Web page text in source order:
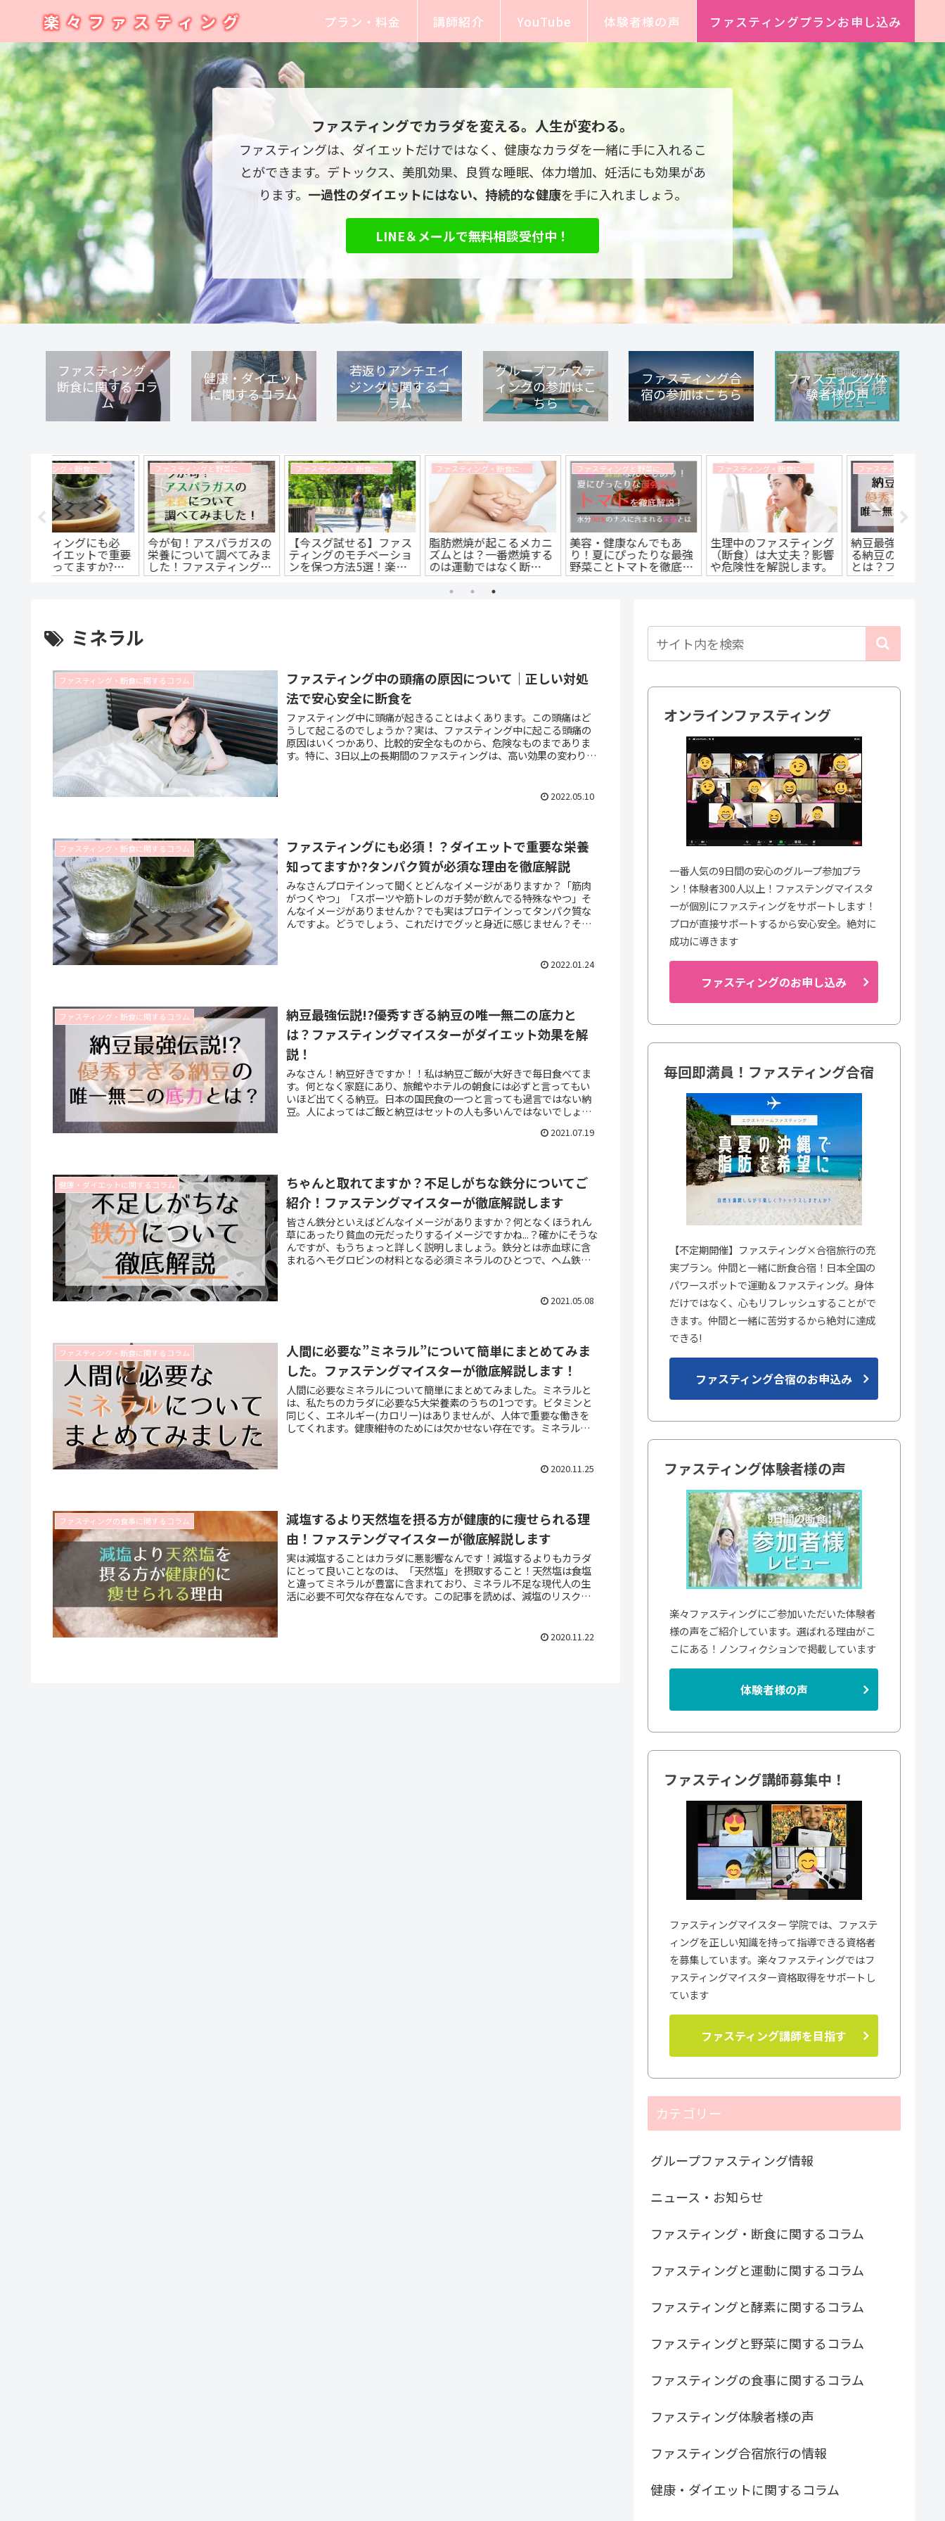
楽々ファスティング プラン・料金 講師紹介 YouTube 体験者様の声 ファスティングプランお申し込み
ファスティングでカラダを変える。人生が変わる。
ファスティングは、ダイエットだけではなく、健康なカラダを一緒に手に入れるこ
とができます。デトックス、美肌効果、良質な睡眠、体力増加、妊活にも効果があ
ります。 一過性のダイエットにはない、持続的な健康を手に入れましょう。
LINE＆メールで無料相談受付中！
ファスティング・
断食に関するコラ
ム
健康・ダイエット
に関するコラム
若返りアンチエイ
ジングに関するコ
ラム
グループファステ
ィングの参加はこ
ちら
ファスティング合
宿の参加はこちら
ファスティング体
験者様の声
ファスティング・断食に関するコラム
【今スグ試せる】ファス
ティングのモチベーショ
ンを保つ方法5選！楽し
く無理なく続ける方法と
ファスティング・断食に関するコラム
脂肪燃焼が起こるメカニ
ズムとは？一番燃焼する
のは運動ではなく断
食！？ファスティングで
ファスティングと野菜に関するコラム
美容・健康なんでもあ
り！夏にぴったりな最強
野菜ことトマトを徹底解
説！ファスティングにも
ファスティング・断食に関するコラム
生理中のファスティング
（断食）は大丈夫？影響
や危険性を解説します。
ファスティング・断食に関するコラム
納豆最強伝説!?優秀すぎ
る納豆の唯一無二の底力
とは？ファスティングマ
イスターがダイエット効
ファスティング・断食に関するコラム
ファスティング中の正し
い塩分補給やり方、摂取
方法を解説します。頭痛
や倦怠感が出た際は正し
ミネラル
ファスティング・断食に関するコラム
ファスティング中の頭痛の原因について｜正しい対処
法で安心安全に断食を
ファスティング中に頭痛が起きることはよくあります。この頭痛はど
うして起こるのでしょうか？実は、ファスティング中に起こる頭痛の
原因はいくつかあり、比較的安全なものから、危険なものまでありま
す。特に、3日以上の長期間のファスティングは、高い効果の変わり
2022.05.10
ファスティング・断食に関するコラム
ファスティングにも必須！？ダイエットで重要な栄養
知ってますか?タンパク質が必須な理由を徹底解説
みなさんプロテインって聞くとどんなイメージがありますか？「筋肉
がつくやつ」「スポーツや筋トレのガチ勢が飲んでる特殊なやつ」そ
んなイメージがありませんか？でも実はプロテインってタンパク質な
んですよ。どうでしょう、これだけでグッと身近に感じません？そん
て重要な役割を果たします。今回はそんなタンパク質がなぜダイエッ
2022.01.24
ファスティング・断食に関するコラム
納豆最強伝説!?優秀すぎる納豆の唯一無二の底力と
は？ファスティングマイスターがダイエット効果を解
説！
みなさん！納豆好きですか！！私は納豆ご飯が大好きで毎日食べてま
す。何となく家庭にあり、旅館やホテルの朝食には必ずと言ってもい
いほど出てくる納豆。日本の国民食の一つと言っても過言ではない納
豆。人によってはご飯と納豆はセットの人も多いんではないでしょう
外と納豆について知らないんではないでしょうか？実は納豆は栄養価
2021.07.19
健康・ダイエットに関するコラム
ちゃんと取れてますか？不足しがちな鉄分についてご
紹介！ファステングマイスターが徹底解説します
皆さん鉄分といえばどんなイメージがありますか？何となくほうれん
草にあったり貧血の元だったりするイメージですかね...？確かにそうな
んですが、もうちょっと詳しく説明しましょう。鉄分とは赤血球に含
まれるヘモグロビンの材料となる必須ミネラルのひとつで、ヘム鉄と
どの鉄分が存在していると言われています。つまり体の中に鉄がある
わけです。意外ですよね。ちなみに3gってどれぐらいかというと、こ
2021.05.08
ファスティング・断食に関するコラム
人間に必要な”ミネラル”について簡単にまとめてみま
した。ファステングマイスターが徹底解説します！
人間に必要なミネラルについて簡単にまとめてみました。ミネラルと
は、私たちのカラダに必要な5大栄養素のうちの1つです。ビタミンと
同じく、エネルギー(カロリー)はありませんが、人体で重要な働きを
してくれます。健康維持のためには欠かせない存在です。ミネラルは
るとカラダの調子を崩してしまいます。そのため、ミネラルバランス
を考えながら摂取する必要があることを必ず覚えておきましょう。
2020.11.25
ファスティングの食事に関するコラム
減塩するより天然塩を摂る方が健康的に痩せられる理
由！ファステングマイスターが徹底解説します
実は減塩することはカラダに悪影響なんです！減塩するよりもカラダ
にとって良いことなのは、「天然塩」を摂取すること！天然塩は食塩
と違ってミネラルが豊富に含まれており、ミネラル不足な現代人の生
活に必要不可欠な存在なんです。この記事を読めば、減塩のリスクや
2020.11.22
オンラインファスティング
一番人気の9日間の安心のグループ参加プラ
ン！体験者300人以上！ファステングマイスタ
ーが個別にファスティングをサポートします！
プロが直接サポートするから安心安全。絶対に
成功に導きます
ファスティングのお申し込み
毎回即満員！ファスティング合宿
【不定期開催】ファスティング×合宿旅行の充
実プラン。仲間と一緒に断食合宿！日本全国の
パワースポットで運動＆ファスティング。身体
だけではなく、心もリフレッシュすることがで
きます。仲間と一緒に苦労するから絶対に達成
できる!
ファスティング合宿のお申込み
ファスティング体験者様の声
楽々ファスティングにご参加いただいた体験者
様の声をご紹介しています。選ばれる理由がこ
こにある！ノンフィクションで掲載しています
体験者様の声
ファスティング講師募集中！
ファスティングマイスター 学院では、ファステ
ィングを正しい知識を持って指導できる資格者
を募集しています。楽々ファスティングではフ
ァスティングマイスター資格取得をサポートし
ています
ファスティング講師を目指す
カテゴリー
グループファスティング情報
ニュース・お知らせ
ファスティング・断食に関するコラム
ファスティングと運動に関するコラム
ファスティングと酵素に関するコラム
ファスティングと野菜に関するコラム
ファスティングの食事に関するコラム
ファスティング体験者様の声
ファスティング合宿旅行の情報
健康・ダイエットに関するコラム